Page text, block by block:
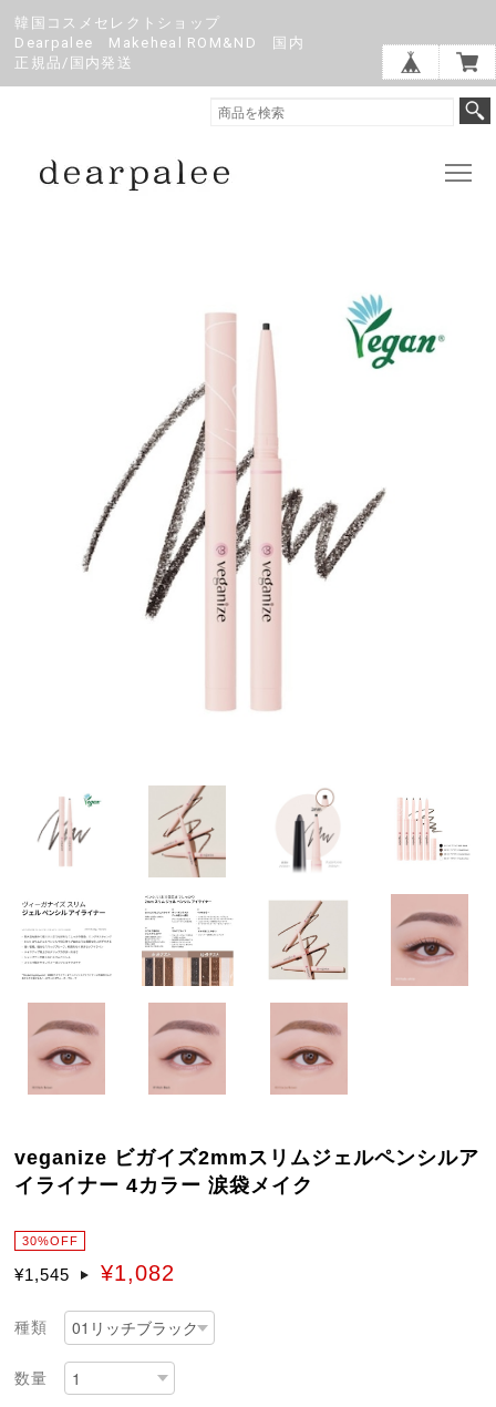
韓国コスメセレクトショップ
Dearpalee Makeheal ROM&ND 国内
正規品/国内発送
veganize ビガイズ2mmスリムジェルペンシルア
イライナー 4カラー 涙袋メイク
30%OFF
¥1,545 ¥1,082
種類
数量